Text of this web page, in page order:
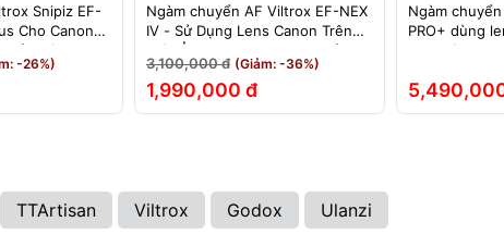
Snipiz EF-
Cho Canon
Bảo Hành 12
-26%)
Ngàm chuyển AF Viltrox EF-NEX
IV - Sử Dụng Lens Canon Trên
Máy Ảnh Sony E-Mount - Bảo
Hành 12 Tháng.
3,100,000 đ (Giảm: -36%)
1,990,000 đ
Ngàm chuyển
PRO+ dùng
cho máy
TTArtisan Viltrox Godox Ulanzi